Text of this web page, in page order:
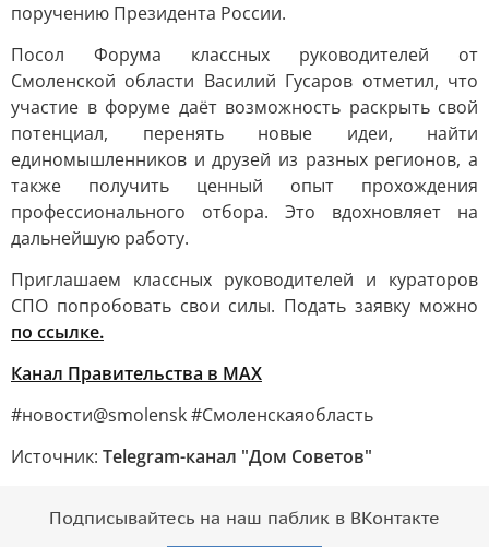
поручению Президента России.
Посол Форума классных руководителей от
Смоленской области Василий Гусаров отметил, что
участие в форуме даёт возможность раскрыть свой
потенциал, перенять новые идеи, найти
единомышленников и друзей из разных регионов, а
также получить ценный опыт прохождения
профессионального отбора. Это вдохновляет на
дальнейшую работу.
Приглашаем классных руководителей и кураторов
СПО попробовать свои силы. Подать заявку можно
по ссылке.
Канал Правительства в MAX
#новости@smolensk #Смоленскаяобласть
Источник: Telegram-канал "Дом Советов"
Подписывайтесь на наш паблик в ВКонтакте